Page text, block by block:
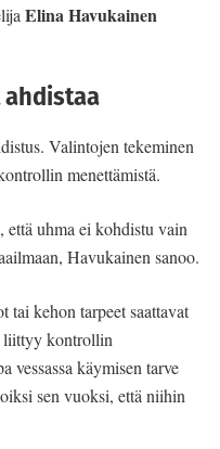
Elina Havukainen
Valintojen tekeminen
menettämistä.
että uhma ei kohdistu vain
Havukainen sanoo.
tai kehon tarpeet saattavat
liittyy kontrollin
vessassa käymisen tarve
sen vuoksi, että niihin